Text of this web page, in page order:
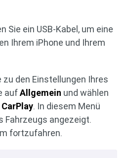
Sie ein USB-Kabel, um eine
Ihrem iPhone und Ihrem
zu den Einstellungen Ihres
aufAllgemein und wählen
CarPlay. In diesem Menü
Fahrzeugs angezeigt.
fortzufahren.